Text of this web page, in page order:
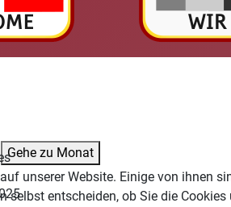
Gehe zu Monat
unserer Website. Einige von ihnen
selbst entscheiden, ob Sie die